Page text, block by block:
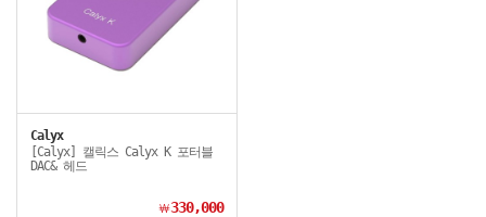
Calyx
[Calyx] 캘릭스 Calyx K 포터블
DAC& 헤드
￦330,000